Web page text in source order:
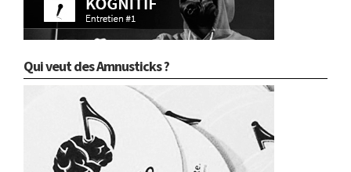
Qui veut des Amnusticks ?